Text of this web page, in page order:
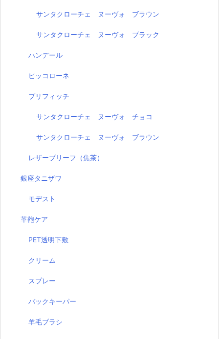
サンタクローチェ ヌーヴォ ブラウン
サンタクローチェ ヌーヴォ ブラック
ハンデール
ピッコローネ
ブリフィッチ
サンタクローチェ ヌーヴォ チョコ
サンタクローチェ ヌーヴォ ブラウン
レザーブリーフ（焦茶）
銀座タニザワ
モデスト
革鞄ケア
PET透明下敷
クリーム
スプレー
バックキーパー
羊毛ブラシ